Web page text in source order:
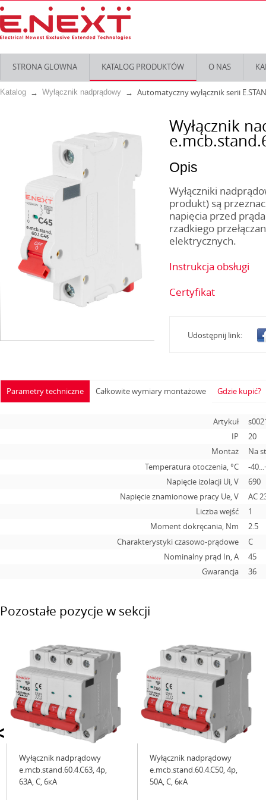
STRONA GLOWNA KATALOG PRODUKTÓW O NAS
Katalog Wyłącznik nadprądowy Automatyczny wyłącznik serii
Wyłącznik
Opis
Wyłączniki
produkt) są
napięcia przed
rzadkiego
elektrycznych.
Instrukcja obsługi
Certyfikat
Udostępnij link:
Parametry techniczne
Artykuł
IP
20
Montaż
Na
Temperatura otoczenia, °С
-
Napięcie izolacji Ui, V
690
Napięcie znamionowe pracy Ue, V
AC
Liczba wejść
1
Moment dokręcania, Nm
2.5
Charakterystyki czasowo-prądowe
C
Nominalny prąd In, А
45
Gwarancja
36
Całkowite wymiary montażowe Gdzie kupić?
Pozostałe pozycje w sekcji
Wyłącznik nadprądowy
e.mcb.stand.60.4.C63, 4р,
63А, C, 6кА
Wyłącznik nadprądowy
e.mcb.stand.60.4.C50, 4р,
50А, C, 6кА